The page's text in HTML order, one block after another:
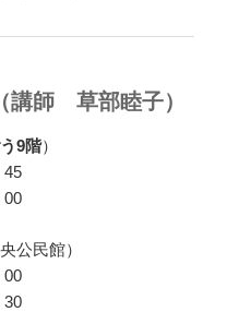
講師 草部睦子）
9階）
公民館）